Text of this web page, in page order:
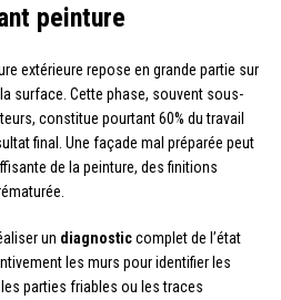
peinture
extérieure repose en grande partie sur
surface. Cette phase, souvent sous-
constitue pourtant 60% du travail
final. Une façade mal préparée peut
de la peinture, des finitions
un diagnosticcomplet de l’état
les murs pour identifier les
parties friables ou les traces